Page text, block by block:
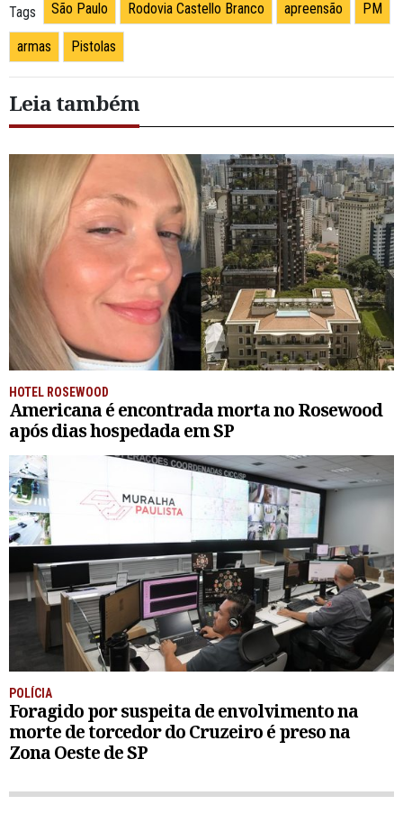
Tags São Paulo Rodovia Castello Branco apreensão PM
armas Pistolas
Leia também
HOTEL ROSEWOOD
Americana é encontrada morta no Rosewood
após dias hospedada em SP
POLÍCIA
Foragido por suspeita de envolvimento na
morte de torcedor do Cruzeiro é preso na
Zona Oeste de SP